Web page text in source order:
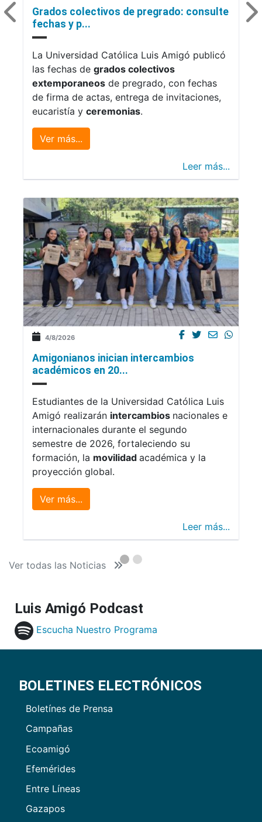
Grados colectivos de pregrado: consulte
fechas y p...
La Universidad Católica Luis Amigó publicó
las fechas de grados colectivos
extemporaneos de pregrado, con fechas
de firma de actas, entrega de invitaciones,
eucaristía y ceremonias.
Ver más...
Leer más...
4/8/2026
Amigonianos inician intercambios
académicos en 20...
Estudiantes de la Universidad Católica Luis
Amigó realizarán intercambios nacionales e
internacionales durante el segundo
semestre de 2026, fortaleciendo su
formación, la movilidad académica y la
proyección global.
Ver más...
Leer más...
Ver todas las Noticias
Luis Amigó Podcast
Escucha Nuestro Programa
BOLETINES ELECTRÓNICOS
Boletínes de Prensa
Campañas
Ecoamigó
Efemérides
Entre Líneas
Gazapos